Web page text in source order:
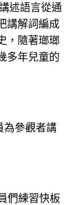
述語言從通
講解詞編成
，隨著瑯瑯
多年兒童的
為參觀者講
們練習快板